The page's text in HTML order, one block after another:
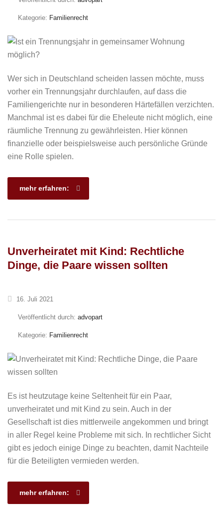
Kategorie: Familienrecht
Wer sich in Deutschland scheiden lassen möchte, muss
vorher ein Trennungsjahr durchlaufen, auf dass die
Familiengerichte nur in besonderen Härtefällen verzichten.
Manchmal ist es dabei für die Eheleute nicht möglich, eine
räumliche Trennung zu gewährleisten. Hier können
finanzielle oder beispielsweise auch persönliche Gründe
eine Rolle spielen.
mehr erfahren:
Unverheiratet mit Kind: Rechtliche
Dinge, die Paare wissen sollten
16. Juli 2021
Veröffentlicht durch: advopart
Kategorie: Familienrecht
Es ist heutzutage keine Seltenheit für ein Paar,
unverheiratet und mit Kind zu sein. Auch in der
Gesellschaft ist dies mittlerweile angekommen und bringt
in aller Regel keine Probleme mit sich. In rechtlicher Sicht
gibt es jedoch einige Dinge zu beachten, damit Nachteile
für die Beteiligten vermieden werden.
mehr erfahren: